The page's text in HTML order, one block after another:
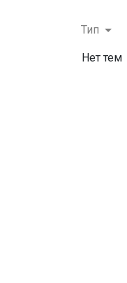
Тип
Нет тем